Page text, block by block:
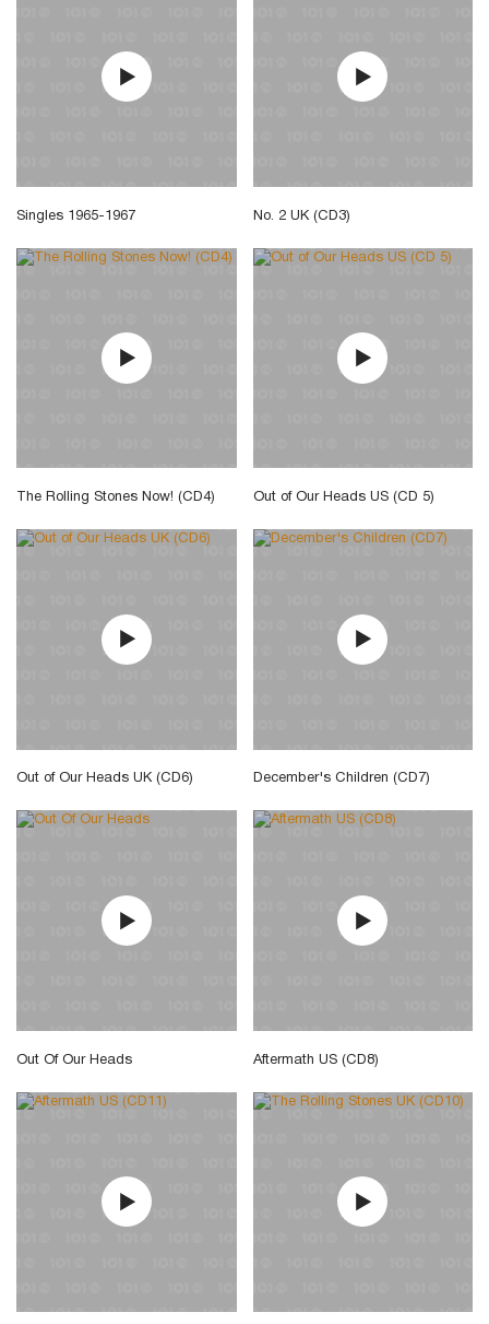
Singles 1965-1967 No. 2 UK (CD3)
The Rolling Stones Now! (CD4) Out of Our Heads US (CD 5)
Out of Our Heads UK (CD6) December's Children (CD7)
Out Of Our Heads Aftermath US (CD8)